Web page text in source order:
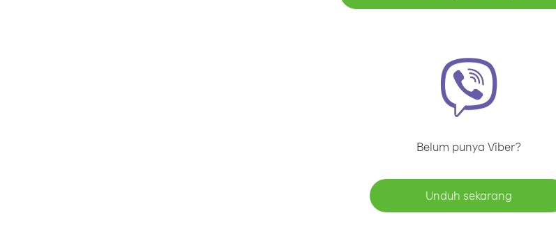
Belum punya Viber?
Unduh sekarang